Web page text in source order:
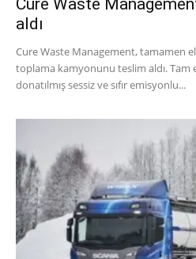
aldı
Cure Waste Management, tamamen
toplama kamyonunu teslim aldı. Tam
donatılmış sessiz ve sıfır emisyonlu...